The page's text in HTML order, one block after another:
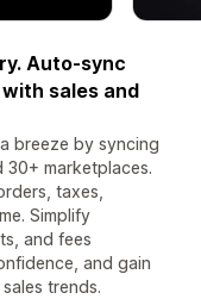
Auto-sync
sales and
breeze by syncing
30+ marketplaces.
taxes,
Simplify
and fees
and gain
trends.